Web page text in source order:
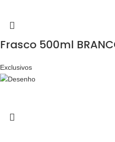
Frasco 500ml
Exclusivos